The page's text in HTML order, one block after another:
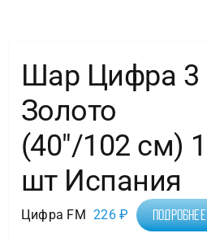
Шар Цифра 3
Золото
(40″/102 см) 1
шт Испания
Цифра FM 226₽ Подробнее